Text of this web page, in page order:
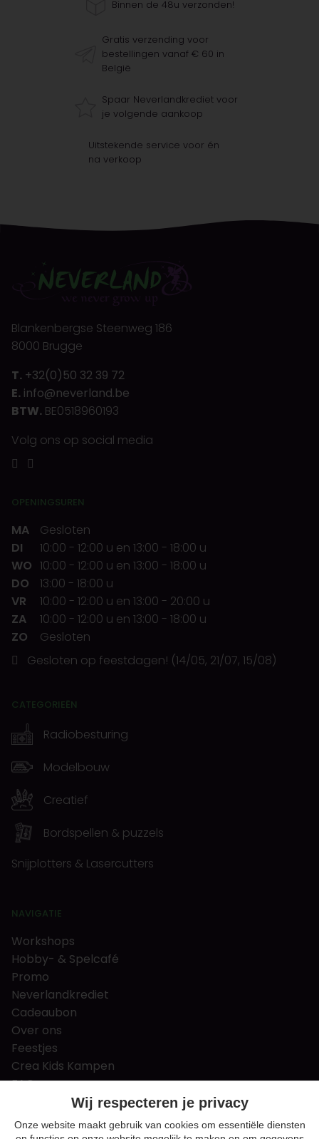
Binnen de 48u verzonden!
Gratis verzending voor
bestellingen vanaf € 60 in
België
Spaar Neverlandkrediet voor
je volgende aankoop
Uitstekende service voor én
na verkoop
Blankenbergse Steenweg 186
8000 Brugge
T. +32(0)50 32 39 72
E. info@neverland.be
BTW. BE0518960193
Volg ons op social media
OPENINGSUREN
MA
Gesloten
DI
10:00 - 12:00 u en 13:00 - 18:00 u
WO 10:00 - 12:00 u en 13:00 - 18:00 u
DO
13:00 - 18:00 u
VR
10:00 - 12:00 u en 13:00 - 20:00 u
ZA
10:00 - 12:00 u en 13:00 - 18:00 u
ZO
Gesloten
Gesloten op feestdagen! (14/05, 21/07, 15/08)
CATEGORIEËN
Radiobesturing
Modelbouw
Creatief
Bordspellen & puzzels
Snijplotters & Lasercutters
NAVIGATIE
Workshops
Hobby- & Spelcafé
Promo
Neverlandkrediet
Cadeaubon
Over ons
Feestjes
Crea Kids Kampen
FAQ
Tips & tricks
Contact
Wij respecteren je privacy
Onze website maakt gebruik van cookies om essentiële diensten